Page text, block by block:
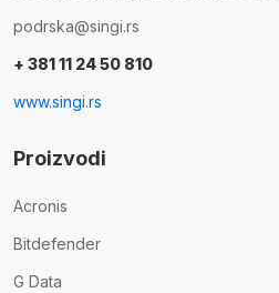
podrska@singi.rs
+ 381 11 24 50 810
www.singi.rs
Proizvodi
Acronis
Bitdefender
G Data